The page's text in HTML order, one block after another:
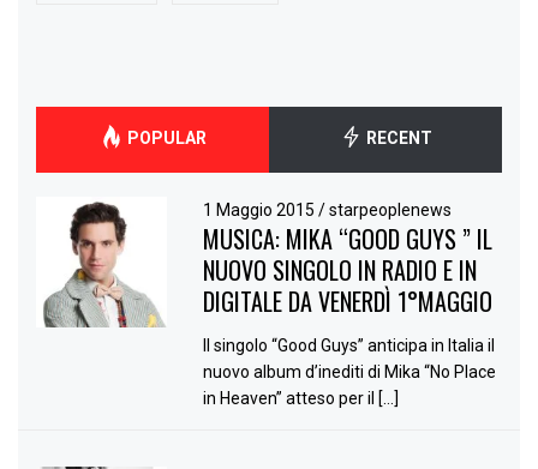
POPULAR RECENT
1 Maggio 2015/ starpeoplenews
MUSICA: MIKA “GOOD GUYS ” IL
NUOVO SINGOLO IN RADIO E IN
DIGITALE DA VENERDÌ 1°MAGGIO
Il singolo “Good Guys” anticipa in Italia il
nuovo album d’inediti di Mika “No Place
in Heaven” atteso per il […]